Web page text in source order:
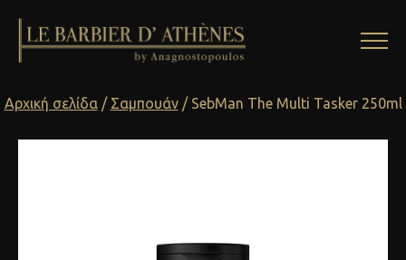
Αρχική σελίδα/ Σαμπουάν/ SebMan The Multi Tasker 250ml